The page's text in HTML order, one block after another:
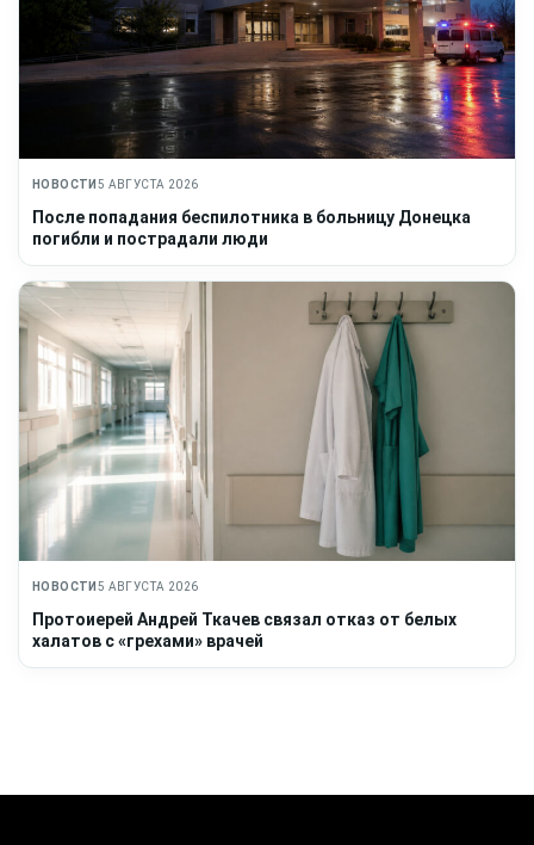
НОВОСТИ 5 АВГУСТА 2026
После попадания беспилотника в больницу Донецка
погибли и пострадали люди
НОВОСТИ 5 АВГУСТА 2026
Протоиерей Андрей Ткачев связал отказ от белых
халатов с «грехами» врачей